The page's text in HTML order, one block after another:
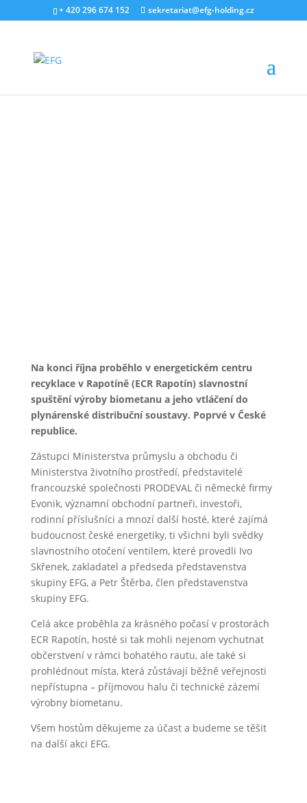
+ 420 296 674 152 sekretariat@efg-holding.cz
Na konci října proběhlo v energetickém centru
recyklace v Rapotíně (ECR Rapotín) slavnostní
spuštění výroby biometanu a jeho vtláčení do
plynárenské distribuční soustavy. Poprvé v České
republice.
Zástupci Ministerstva průmyslu a obchodu či
Ministerstva životního prostředí, představitelé
francouzské společnosti PRODEVAL či německé firmy
Evonik, významní obchodní partneři, investoři,
rodinní příslušníci a mnozí další hosté, které zajímá
budoucnost české energetiky, ti všichni byli svědky
slavnostního otočení ventilem, které provedli Ivo
Skřenek, zakladatel a předseda představenstva
skupiny EFG, a Petr Štěrba, člen představenstva
skupiny EFG.
Celá akce proběhla za krásného počasí v prostorách
ECR Rapotín, hosté si tak mohli nejenom vychutnat
občerstvení v rámci bohatého rautu, ale také si
prohlédnout místa, která zůstávají běžně veřejnosti
nepřístupna – příjmovou halu či technické zázemí
výrobny biometanu.
Všem hostům děkujeme za účast a budeme se těšit
na další akci EFG.